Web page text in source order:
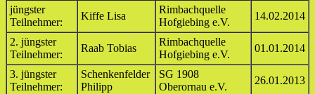
jüngster
Teilnehmer:
Kiffe Lisa
Rimbachquelle
Hofgiebing e.V.
14.02.2014
2. jüngster
Teilnehmer:
Raab Tobias
Rimbachquelle
Hofgiebing e.V.
01.01.2014
3. jüngster
Teilnehmer:
Schenkenfelder
Philipp
SG 1908
Oberornau e.V.
26.01.2013